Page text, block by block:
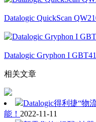
Datalogic QuickScan
Datalogic Gryphon I
相关文章
Datalogic得利捷“物
能！ 2022-11-11